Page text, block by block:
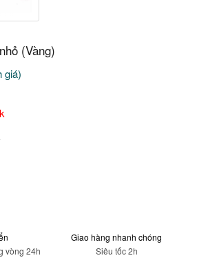
(Vàng)
giá)
vòng 24h
Giao hàng nhanh chóng
Siêu tốc 2h